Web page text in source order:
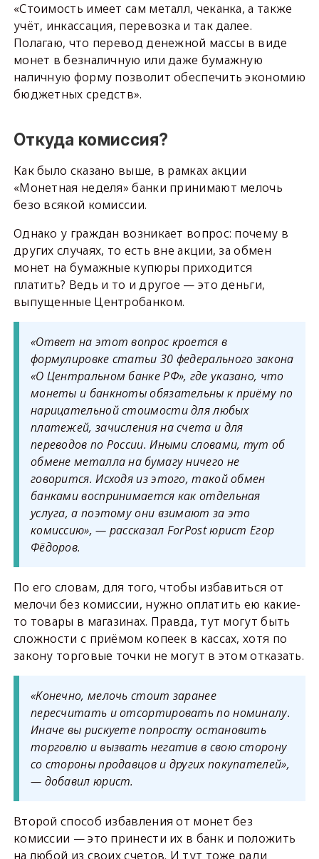
«Стоимость имеет сам металл, чеканка, а также
учёт, инкассация, перевозка и так далее.
Полагаю, что перевод денежной массы в виде
монет в безналичную или даже бумажную
наличную форму позволит обеспечить экономию
бюджетных средств».
Откуда комиссия?
Как было сказано выше, в рамках акции
«Монетная неделя» банки принимают мелочь
безо всякой комиссии.
Однако у граждан возникает вопрос: почему в
других случаях, то есть вне акции, за обмен
монет на бумажные купюры приходится
платить? Ведь и то и другое — это деньги,
выпущенные Центробанком.
«Ответ на этот вопрос кроется в
формулировке статьи 30 федерального закона
«О Центральном банке РФ», где указано, что
монеты и банкноты обязательны к приёму по
нарицательной стоимости для любых
платежей, зачисления на счета и для
переводов по России. Иными словами, тут об
обмене металла на бумагу ничего не
говорится. Исходя из этого, такой обмен
банками воспринимается как отдельная
услуга, а поэтому они взимают за это
комиссию», — рассказал ForPost юрист Егор
Фёдоров.
По его словам, для того, чтобы избавиться от
мелочи без комиссии, нужно оплатить ею какие-
то товары в магазинах. Правда, тут могут быть
сложности с приёмом копеек в кассах, хотя по
закону торговые точки не могут в этом отказать.
«Конечно, мелочь стоит заранее
пересчитать и отсортировать по номиналу.
Иначе вы рискуете попросту остановить
торговлю и вызвать негатив в свою сторону
со стороны продавцов и других покупателей»,
— добавил юрист.
Второй способ избавления от монет без
комиссии — это принести их в банк и положить
на любой из своих счетов. И тут тоже ради